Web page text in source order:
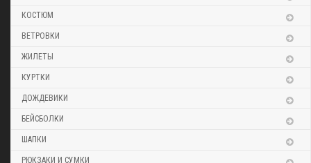
КОСТЮМ
ВЕТРОВКИ
ЖИЛЕТЫ
КУРТКИ
ДОЖДЕВИКИ
БЕЙСБОЛКИ
ШАПКИ
РЮКЗАКИ И СУМКИ